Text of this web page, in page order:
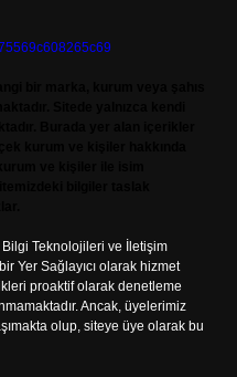
Teknolojileri ve İletişim
Yer Sağlayıcı olarak hizmet
proaktif olarak denetleme
Ancak, üyelerimiz
olup, siteye üye olarak bu